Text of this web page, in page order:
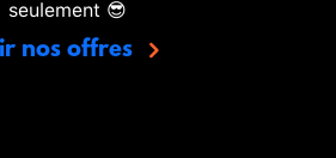
seulement 😎
nos offres